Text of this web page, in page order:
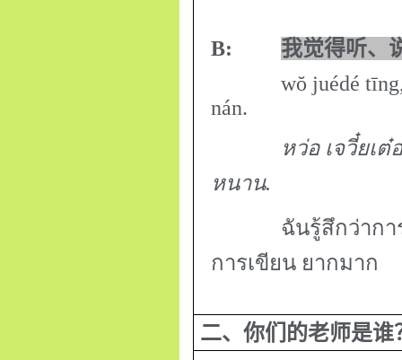
B: 我觉得听、
wŏ juédé tīng,
nán.
หว่อ เจวี๋ยเต๋
หนาน.
ฉันรู้สึกว่าก
การเขียน ยากมาก
二、你们的老师是谁